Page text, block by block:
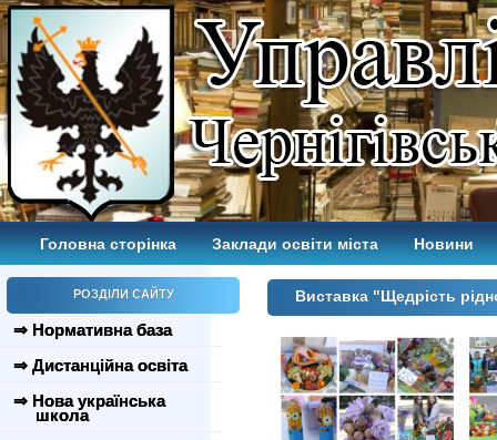
Головна сторінка Заклади освіти міста Новини
РОЗДІЛИ САЙТУ
⇒ Нормативна база
⇒ Дистанційна освіта
⇒ Нова українська
школа
Виставка "Щедрість